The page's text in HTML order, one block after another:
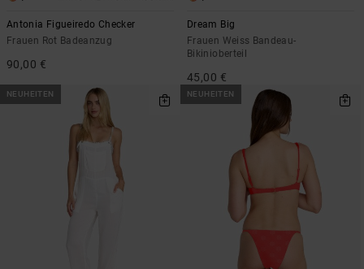
Antonia Figueiredo Checker
Frauen Rot Badeanzug
90,00 €
Dream Big
Frauen Weiss Bandeau-
Bikinioberteil
45,00 €
NEUHEITEN NEUHEITEN